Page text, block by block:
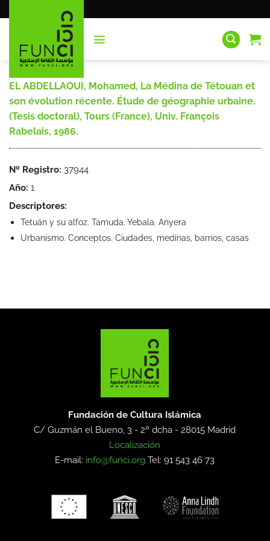
al
EL ABDELLAOUI, Mohamed, La Médina de Tétouan et
son évolution récente. Étude de géographie urbaine.
(Tesis doctoral), Tours (France), Univ. François
Rabelais, 1986.
Nº Registro: 37944
Año: 1
Descriptores:
Tetuán y su alfoz. Tamuda. Yebala. Anyera
Urbanismo. Conceptos. Ciudades, medinas, barrios, casas
Fundación de Cultura Islámica
C/ Guzmán el Bueno, 3 - 2º dcha -28015 Madrid
Localización
E-mail: info@funci.org Tel: 91 543 46 73